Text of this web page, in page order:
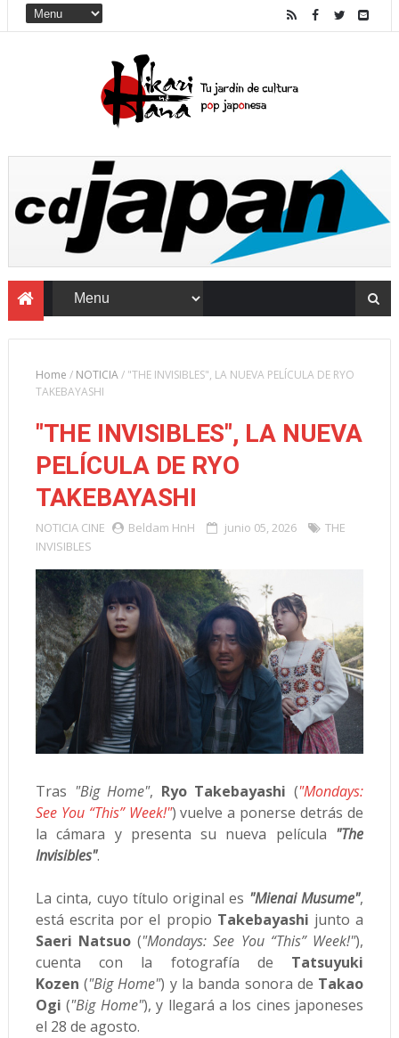
Home / NOTICIA/ "THE INVISIBLES", LA NUEVA PELÍCULA DE RYO
TAKEBAYASHI
"THE INVISIBLES", LA NUEVA
PELÍCULA DE RYO
TAKEBAYASHI
NOTICIA CINE Beldam HnH junio 05, 2026
THE
INVISIBLES
Tras "Big Home", Ryo Takebayashi ("Mondays:
See You “This” Week!") vuelve a ponerse detrás de
la cámara y presenta su nueva película "The
Invisibles".
La cinta, cuyo título original es "Mienai Musume",
está escrita por el propio Takebayashi junto a
Saeri Natsuo("Mondays: See You “This” Week!"),
cuenta con la fotografía de Tatsuyuki
Kozen("Big Home") y la banda sonora de Takao
Ogi("Big Home"), y llegará a los cines japoneses
el 28 de agosto.